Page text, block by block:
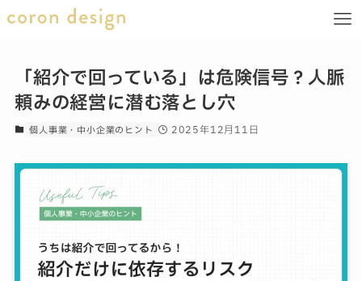
「紹介で回っている」は危険信号？人脈
頼みの経営に潜む落とし穴
個人事業・中小企業のヒント 2025年12月11日